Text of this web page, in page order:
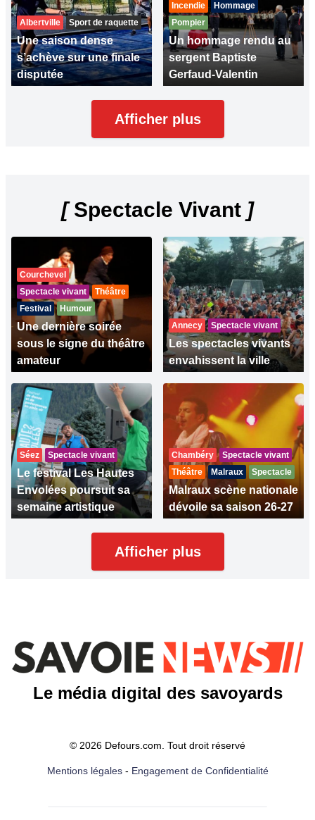
Albertville Sport de raquette
Une saison dense
s’achève sur une finale
disputée
Incendie
Hommage
Pompier
Un hommage rendu au
sergent Baptiste
Gerfaud-Valentin
Afficher plus
[Spectacle Vivant ]
Courchevel
Spectacle vivant
Théâtre
Festival
Humour
Une dernière soirée
sous le signe du théâtre
amateur
Annecy Spectacle vivant
Les spectacles vivants
envahissent la ville
Séez Spectacle vivant
Le festival Les Hautes
Envolées poursuit sa
semaine artistique
Chambéry
Spectacle vivant
Théâtre
Malraux Spectacle
Malraux scène nationale
dévoile sa saison 26-27
Afficher plus
Le média digital des savoyards
© 2026 Defours.com. Tout droit réservé
Mentions légales- Engagement de Confidentialité